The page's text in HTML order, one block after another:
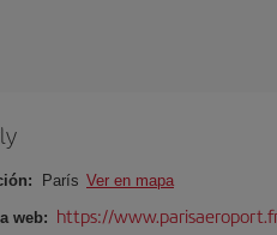
París Ver en mapa
web: https://